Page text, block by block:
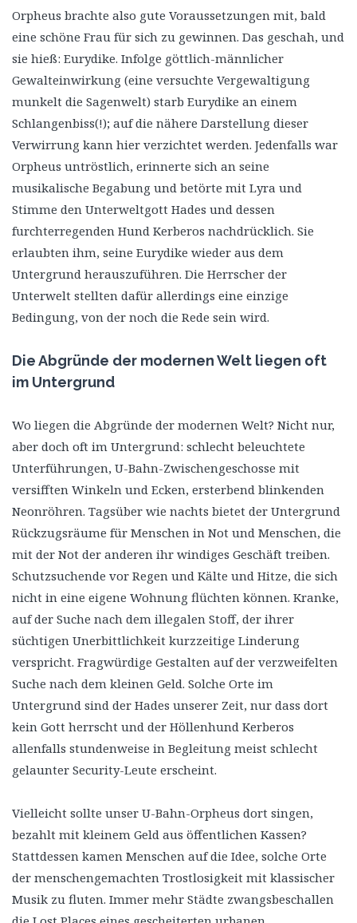
Orpheus brachte also gute Voraussetzungen mit, bald
eine schöne Frau für sich zu gewinnen. Das geschah, und
sie hieß: Eurydike. Infolge göttlich-männlicher
Gewalteinwirkung (eine versuchte Vergewaltigung
munkelt die Sagenwelt) starb Eurydike an einem
Schlangenbiss(!); auf die nähere Darstellung dieser
Verwirrung kann hier verzichtet werden. Jedenfalls war
Orpheus untröstlich, erinnerte sich an seine
musikalische Begabung und betörte mit Lyra und
Stimme den Unterweltgott Hades und dessen
furchterregenden Hund Kerberos nachdrücklich. Sie
erlaubten ihm, seine Eurydike wieder aus dem
Untergrund herauszuführen. Die Herrscher der
Unterwelt stellten dafür allerdings eine einzige
Bedingung, von der noch die Rede sein wird.
Die Abgründe der modernen Welt liegen oft
im Untergrund
Wo liegen die Abgründe der modernen Welt? Nicht nur,
aber doch oft im Untergrund: schlecht beleuchtete
Unterführungen, U-Bahn-Zwischengeschosse mit
versifften Winkeln und Ecken, ersterbend blinkenden
Neonröhren. Tagsüber wie nachts bietet der Untergrund
Rückzugsräume für Menschen in Not und Menschen, die
mit der Not der anderen ihr windiges Geschäft treiben.
Schutzsuchende vor Regen und Kälte und Hitze, die sich
nicht in eine eigene Wohnung flüchten können. Kranke,
auf der Suche nach dem illegalen Stoff, der ihrer
süchtigen Unerbittlichkeit kurzzeitige Linderung
verspricht. Fragwürdige Gestalten auf der verzweifelten
Suche nach dem kleinen Geld. Solche Orte im
Untergrund sind der Hades unserer Zeit, nur dass dort
kein Gott herrscht und der Höllenhund Kerberos
allenfalls stundenweise in Begleitung meist schlecht
gelaunter Security-Leute erscheint.
Vielleicht sollte unser U-Bahn-Orpheus dort singen,
bezahlt mit kleinem Geld aus öffentlichen Kassen?
Stattdessen kamen Menschen auf die Idee, solche Orte
der menschengemachten Trostlosigkeit mit klassischer
Musik zu fluten. Immer mehr Städte zwangsbeschallen